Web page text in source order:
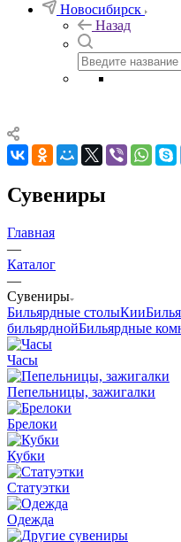
Новосибирск
Назад
Сувениры
Главная
—
Каталог
—
Сувениры
Бильярдные столыКии
бильярднойБильярдные
Часы
Пепельницы, зажигалки
Брелоки
Кубки
Статуэтки
Одежда